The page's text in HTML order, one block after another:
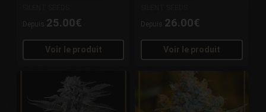
Depuis 25.00€
Voir le produit
Depuis 26.00€
Voir le produit